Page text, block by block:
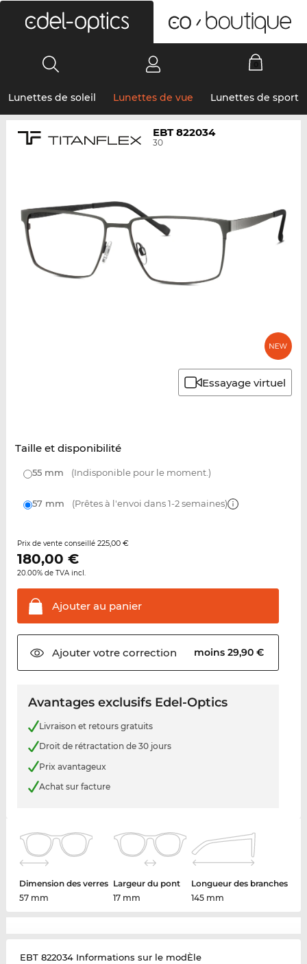
Lunettes de soleil Lunettes de vue Lunettes de sport
EBT 822034
30
Essayage virtuel
Taille et disponibilité
55 mm (Indisponible pour le moment.)
57 mm (Prêtes à l'envoi dans 1-2 semaines)
Prix de vente conseillé 225,00 €
180,00 €
20.00% de TVA incl.
Ajouter au panier
Ajouter votrecorrection moins 29,90 €
Avantages exclusifs Edel-Optics
Livraison et retours gratuits
Droit de rétractation de 30 jours
Prix avantageux
Achat sur facture
Dimension des verres
57 mm
Largeur du pont
17 mm
Longueur des branches
145 mm
EBT 822034 Informations sur le modÈle